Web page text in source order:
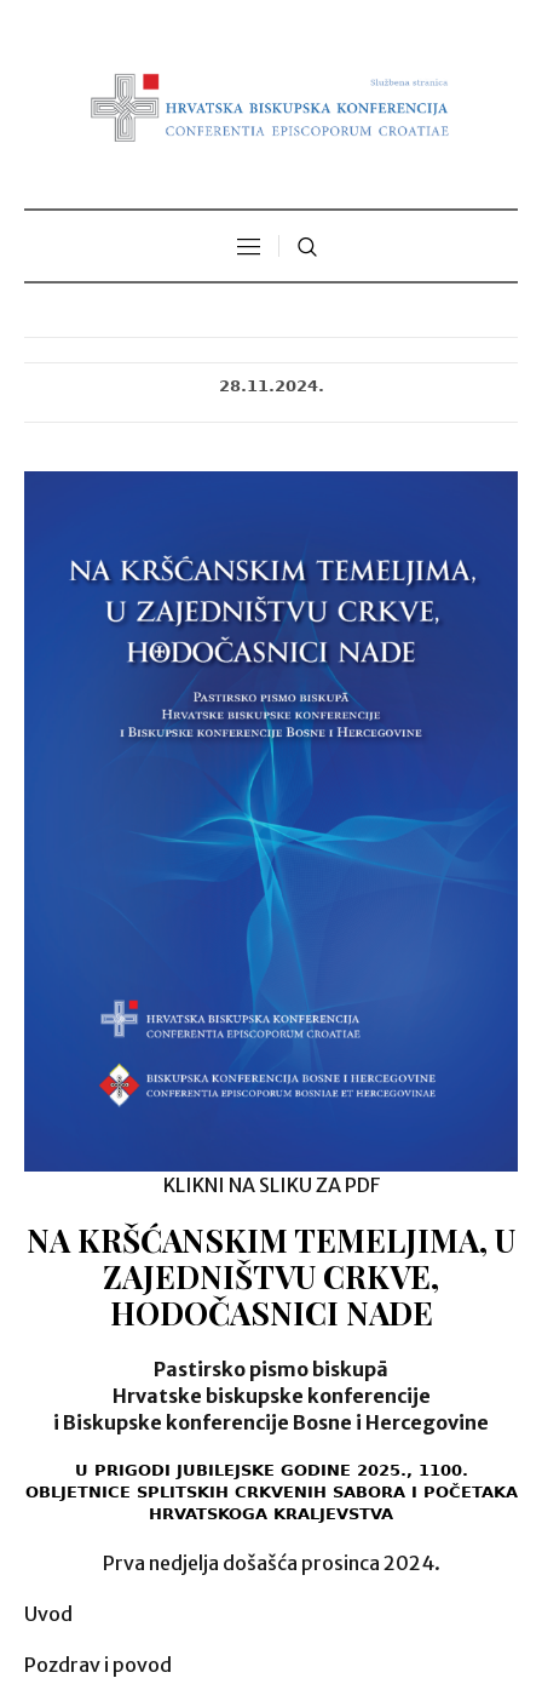
28.11.2024.
KLIKNI NA SLIKU ZA PDF
NA KRŠĆANSKIM TEMELJIMA, U
ZAJEDNIŠTVU CRKVE,
HODOČASNICI NADE
Pastirsko pismo biskupā
Hrvatske biskupske konferencije
i Biskupske konferencije Bosne i Hercegovine
U PRIGODI JUBILEJSKE GODINE 2025., 1100.
OBLJETNICE SPLITSKIH CRKVENIH SABORA I POČETAKA
HRVATSKOGA KRALJEVSTVA
Prva nedjelja došašća prosinca 2024.
Uvod
Pozdrav i povod